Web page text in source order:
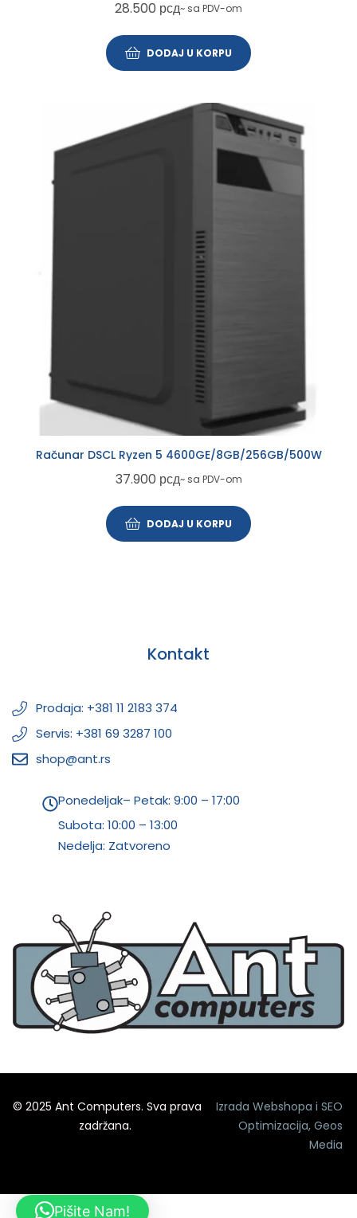
28.500 рсд~ sa PDV-om
DODAJ U KORPU
Računar DSCL Ryzen 5 4600GE/8GB/256GB/500W
37.900 рсд~ sa PDV-om
DODAJ U KORPU
Kontakt
Prodaja: +381 11 2183 374
Servis: +381 69 3287 100
shop@ant.rs
Ponedeljak– Petak: 9:00 – 17:00
Subota: 10:00 – 13:00
Nedelja: Zatvoreno
© 2025 Ant Computers. Sva prava
zadržana.
Izrada Webshopa iSEO
Optimizacija,Geos
Media
Pišite Nam!